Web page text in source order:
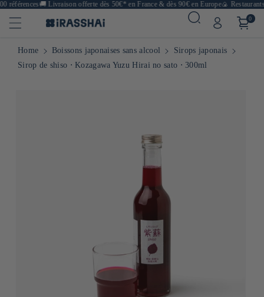
références🚚Livraison offerte dès 50€* en France & dès 90€ en Europe🍙
0
Home Boissons japonaises sans alcool
Sirops japonais
Sirop de shiso ⋅ Kozagawa Yuzu Hirai no sato ⋅ 300ml